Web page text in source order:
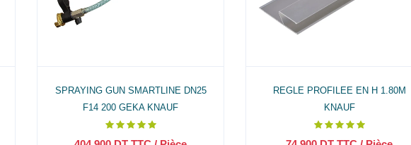
SPRAYING GUN SMARTLINE DN25
F14 200 GEKA KNAUF
REGLE PROFILEE EN H 1.80M
KNAUF